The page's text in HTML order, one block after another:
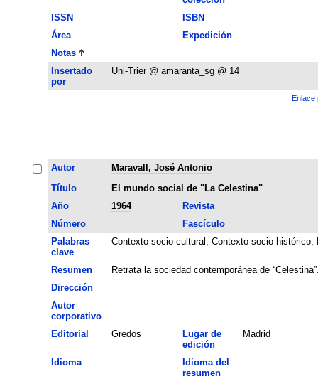
ISSN
ISBN
Área
Expedición
Notas
Insertado
por
Uni-Trier @ amaranta_sg @ 14
Enlace
Autor
Maravall, José Antonio
Título
El mundo social de "La Celestina"
Año
1964
Revista
Número
Fascículo
Palabras
clave
Contexto socio-cultural ; Contexto socio-histórico;
Resumen
Retrata la sociedad contemporánea de
Dirección
Autor
corporativo
Editorial
Gredos
Lugar de
edición
Madrid
Idioma
Idioma del
resumen